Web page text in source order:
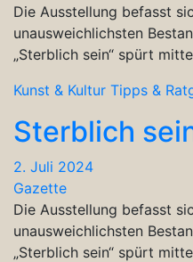
Die Ausstellung befasst
unausweichlichsten
„Sterblich sein“ spürt
Kunst & Kultur Tipps &
Sterblich
2. Juli 2024
Gazette
Die Ausstellung befasst
unausweichlichsten
„Sterblich sein“ spürt